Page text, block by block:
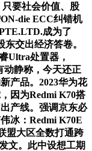
要社会价值、股
die ECC纠错机
成为了
交出经济答卷。
Ultra处置器，
动静称，今天还正
产品。2023华为花
因为Redmi K70搭
产线。强调京东必
冰：Redmi K70E
盟大区全数打通跨
文。此中设想工期